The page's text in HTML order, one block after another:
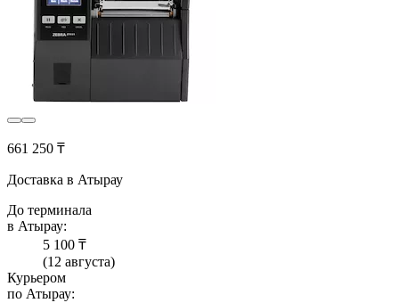
661 250 ₸
Доставка в Атырау
До терминала
в Атырау:
5 100 ₸
(12 августа)
Курьером
по Атырау: